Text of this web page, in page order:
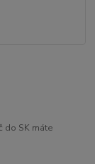
do SK máte